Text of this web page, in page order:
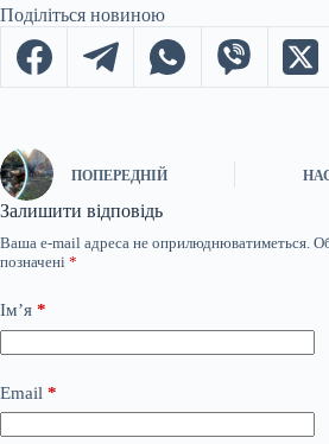
Поділіться новиною
ПОПЕРЕДНІЙ
Залишити відповідь
Ваша e-mail адреса не оприлюднюватиметься.
позначені *
Ім’я *
Email *